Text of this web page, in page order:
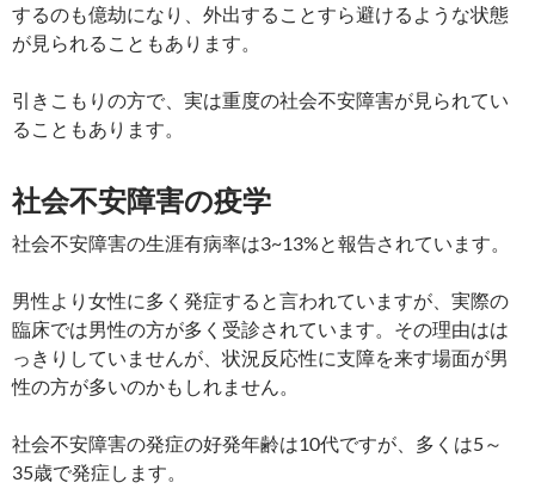
するのも億劫になり、外出することすら避けるような状態
が見られることもあります。
引きこもりの方で、実は重度の社会不安障害が見られてい
ることもあります。
社会不安障害の疫学
社会不安障害の生涯有病率は3~13%と報告されています。
男性より女性に多く発症すると言われていますが、実際の
臨床では男性の方が多く受診されています。その理由はは
っきりしていませんが、状況反応性に支障を来す場面が男
性の方が多いのかもしれません。
社会不安障害の発症の好発年齢は10代ですが、多くは5～
35歳で発症します。